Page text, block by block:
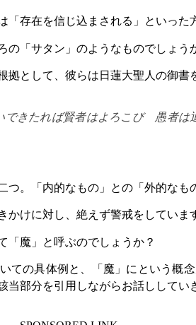
「存在を信じ込まされる」といった
「サタン」のようなものでしょう
拠として、彼らは日蓮大聖人の御書
できたれば賢者はよろこび 愚者は
つ。「内的なもの」との「外的なも
けに対し、絶えず警戒をしていま
「魔」と呼ぶのでしょうか？
ての具体例と、「魔」にという概
部分を引用しながらお話ししてい